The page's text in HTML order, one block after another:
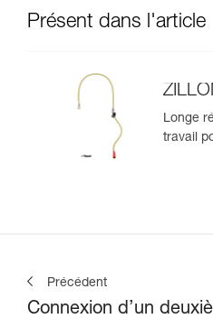
Présent dans l'article
Longe
travail
Précédent
Connexion d’un